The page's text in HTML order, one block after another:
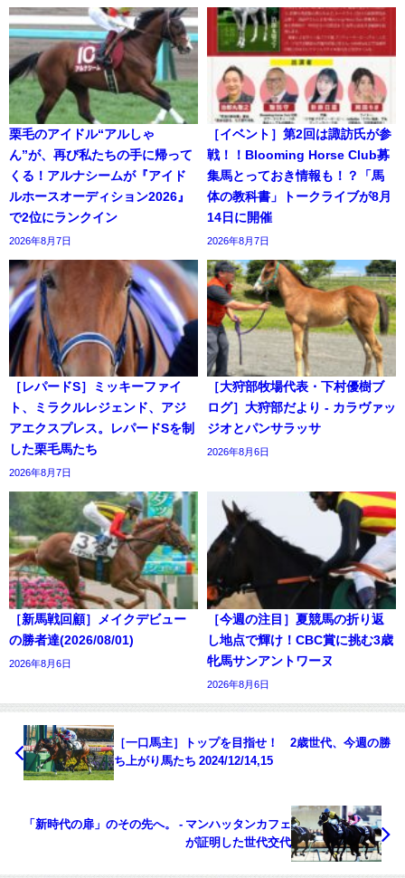
栗毛のアイドル“アルしゃ
ん”が、再び私たちの手に帰って
くる！アルナシームが『アイド
ルホースオーディション2026』
で2位にランクイン
2026年8月7日
［イベント］第2回は諏訪氏が参
戦！！Blooming Horse Club募
集馬とっておき情報も！？「馬
体の教科書」トークライブが8月
14日に開催
2026年8月7日
［レパードS］ミッキーファイ
ト、ミラクルレジェンド、アジ
アエクスプレス。レパードSを制
した栗毛馬たち
2026年8月7日
［大狩部牧場代表・下村優樹ブ
ログ］大狩部だより - カラヴァッ
ジオとパンサラッサ
2026年8月6日
［新馬戦回顧］メイクデビュー
の勝者達(2026/08/01)
2026年8月6日
［今週の注目］夏競馬の折り返
し地点で輝け！CBC賞に挑む3歳
牝馬サンアントワーヌ
2026年8月6日
［一口馬主］トップを目指せ！ 2歳世代、今週の勝
ち上がり馬たち 2024/12/14,15
「新時代の扉」のその先へ。 - マンハッタンカフェ
が証明した世代交代